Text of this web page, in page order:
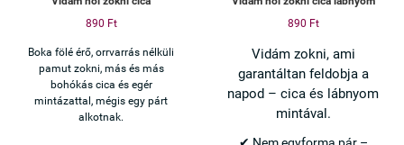
890 Ft
Boka fölé érő, orrvarrás nélküli
pamut zokni, más és más
bohókás cica és egér
mintázattal, mégis egy párt
alkotnak.
890 Ft
Vidám zokni, ami
garantáltan feldobja a
napod – cica és lábnyom
mintával.
✔ Nem egyforma pár –